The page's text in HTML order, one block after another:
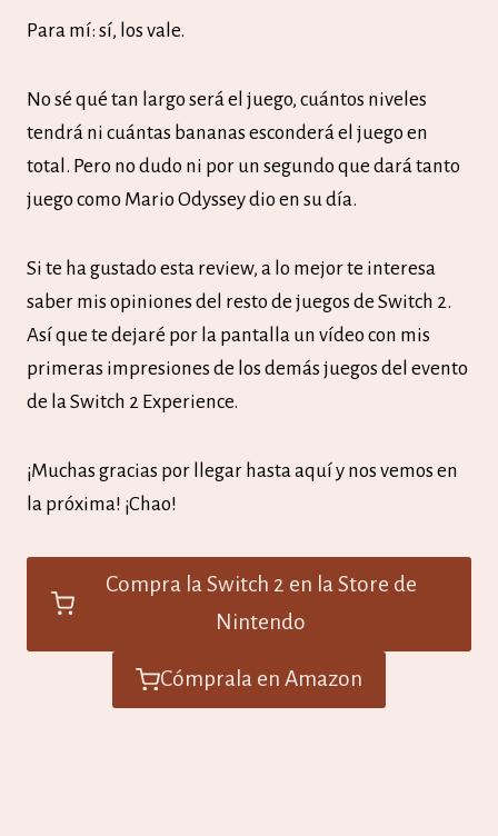
Para mí: sí, los vale.
No sé qué tan largo será el juego, cuántos niveles
tendrá ni cuántas bananas esconderá el juego en
total. Pero no dudo ni por un segundo que dará tanto
juego como Mario Odyssey dio en su día.
Si te ha gustado esta review, a lo mejor te interesa
saber mis opiniones del resto de juegos de Switch 2.
Así que te dejaré por la pantalla un vídeo con mis
primeras impresiones de los demás juegos del evento
de la Switch 2 Experience.
¡Muchas gracias por llegar hasta aquí y nos vemos en
la próxima! ¡Chao!
Compra la Switch 2 en la Store de
Nintendo
Cómprala en Amazon